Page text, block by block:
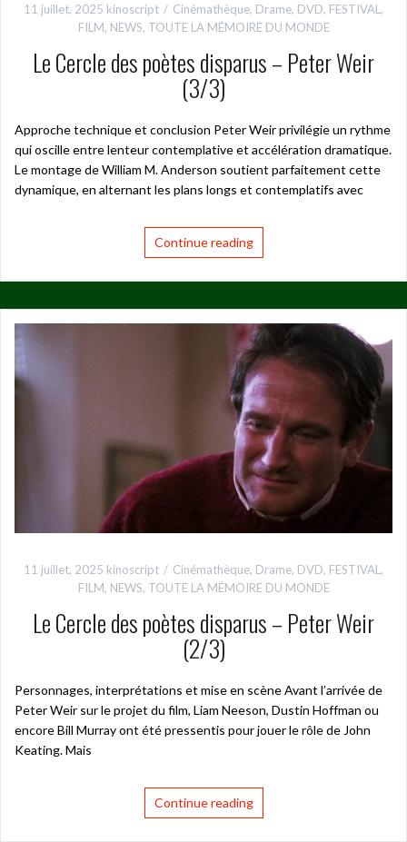
11 juillet, 2025 kinoscript Cinémathèque, Drame, DVD, FESTIVAL ,
FILM, NEWS, TOUTE LA MÉMOIRE DU MONDE
Le Cercle des poètes disparus – Peter Weir
(3/3)
Approche technique et conclusion Peter Weir privilégie un rythme
qui oscille entre lenteur contemplative et accélération dramatique.
Le montage de William M. Anderson soutient parfaitement cette
dynamique, en alternant les plans longs et contemplatifs avec
Continue reading
11 juillet, 2025 kinoscript Cinémathèque, Drame, DVD, FESTIVAL ,
FILM, NEWS, TOUTE LA MÉMOIRE DU MONDE
Le Cercle des poètes disparus – Peter Weir
(2/3)
Personnages, interprétations et mise en scène Avant l’arrivée de
Peter Weir sur le projet du film, Liam Neeson, Dustin Hoffman ou
encore Bill Murray ont été pressentis pour jouer le rôle de John
Keating. Mais
Continue reading